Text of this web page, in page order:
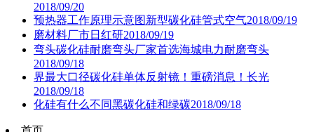
2018/09/20
预热器工作原理示意图新型碳化硅管式空气2018/09/19
磨材料厂市日红研2018/09/19
弯头碳化硅耐磨弯头厂家首选海城电力耐磨弯头
2018/09/18
界最大口径碳化硅单体反射镜！重磅消息！长光
2018/09/18
化硅有什么不同黑碳化硅和绿碳2018/09/18